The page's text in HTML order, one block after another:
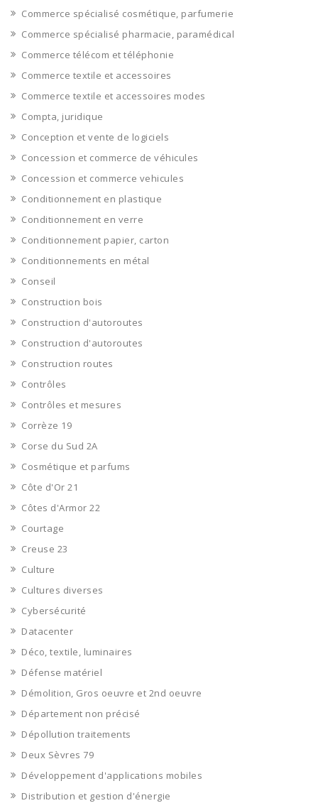
Commerce spécialisé cosmétique, parfumerie
Commerce spécialisé pharmacie, paramédical
Commerce télécom et téléphonie
Commerce textile et accessoires
Commerce textile et accessoires modes
Compta, juridique
Conception et vente de logiciels
Concession et commerce de véhicules
Concession et commerce vehicules
Conditionnement en plastique
Conditionnement en verre
Conditionnement papier, carton
Conditionnements en métal
Conseil
Construction bois
Construction d'autoroutes
Construction d'autoroutes
Construction routes
Contrôles
Contrôles et mesures
Corrèze 19
Corse du Sud 2A
Cosmétique et parfums
Côte d'Or 21
Côtes d'Armor 22
Courtage
Creuse 23
Culture
Cultures diverses
Cybersécurité
Datacenter
Déco, textile, luminaires
Défense matériel
Démolition, Gros oeuvre et 2nd oeuvre
Département non précisé
Dépollution traitements
Deux Sèvres 79
Développement d'applications mobiles
Distribution et gestion d'énergie